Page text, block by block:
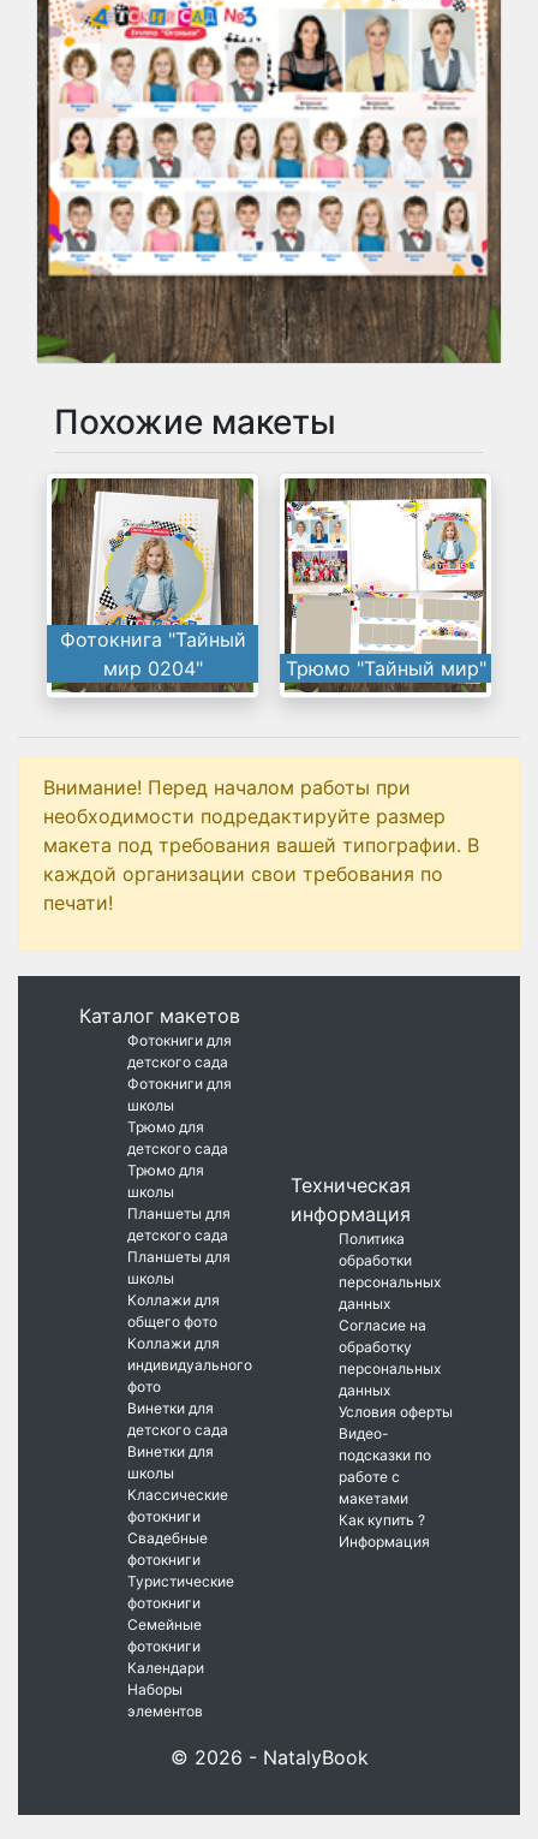
Похожие макеты
Фотокнига "Тайный
мир 0204"
Трюмо "Тайный мир"
Внимание! Перед началом работы при
необходимости подредактируйте размер
макета под требования вашей типографии. В
каждой организации свои требования по
печати!
Каталог макетов
Фотокниги для
детского сада
Фотокниги для
школы
Трюмо для
детского сада
Трюмо для
школы
Планшеты для
детского сада
Планшеты для
школы
Коллажи для
общего фото
Коллажи для
индивидуального
фото
Винетки для
детского сада
Винетки для
школы
Классические
фотокниги
Свадебные
фотокниги
Туристические
фотокниги
Семейные
фотокниги
Календари
Наборы
элементов
Техническая
информация
Политика
обработки
персональных
данных
Согласие на
обработку
персональных
данных
Условия оферты
Видео-
подсказки по
работе с
макетами
Как купить ?
Информация
© 2026 - NatalyBook